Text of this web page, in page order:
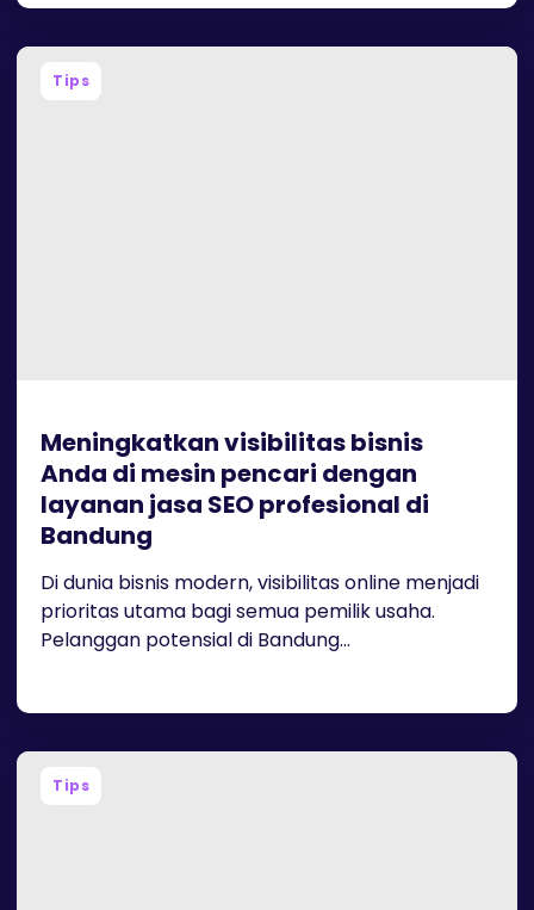
Tips
Meningkatkan visibilitas bisnis
Anda di mesin pencari dengan
layanan jasa SEO profesional di
Bandung
Di dunia bisnis modern, visibilitas online menjadi
prioritas utama bagi semua pemilik usaha.
Pelanggan potensial di Bandung...
Tips